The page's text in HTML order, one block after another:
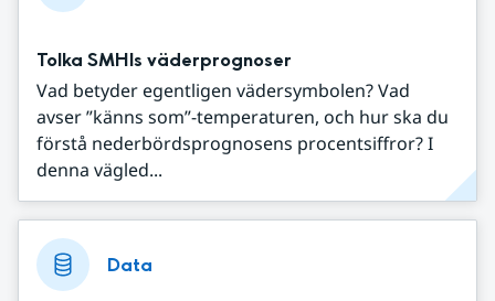
Tolka SMHIs väderprognoser
Vad betyder egentligen vädersymbolen? Vad
avser ”känns som”-temperaturen, och hur ska du
förstå nederbördsprognosens procentsiffror? I
denna vägled...
Data